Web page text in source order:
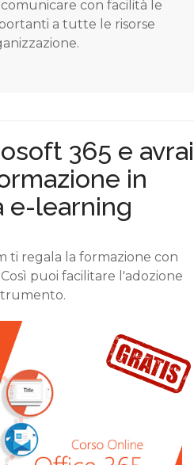
con facilità le
a tutte le risorse
365 e avrai
in
e-learning
ti regala la formazione con
puoi facilitare l'adozione